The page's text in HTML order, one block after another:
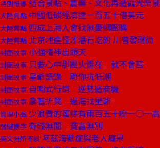
特別報導 結合景點、農業、文化再造觀光榮景
大陸焦點 中國低碳經濟達一百五十億美元
大陸焦點 四成上海人會找無憂網團購
大陸焦點 北京地產怪才潘石屹的 川普發財術
封面故事 小強精神出頭天
封面故事 只要心中那團火還在 就不會苦
封面故事 星爺語錄 助你抗低潮
封面故事 自嘲式行銷 逆勢造商機
封面故事 拿著折凳 過海找星爺
管理小品 少浪費的蛋糕有兩百五十座一○一高
關鍵數字 有錢無閒 貧富無別
英文無所不談 阿茲海默症與老人癡呆